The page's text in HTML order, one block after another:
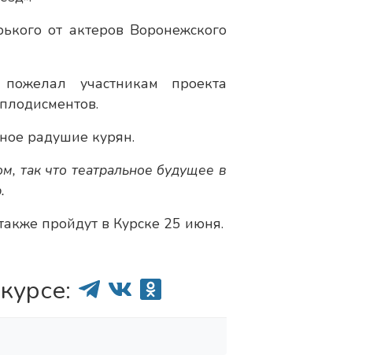
от актеров Воронежского
участникам проекта
радушие курян.
так что театральное будущее в
пройдут в Курске 25 июня.